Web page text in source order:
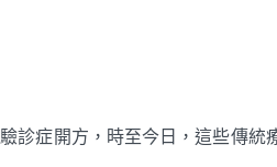
診症開方，時至今日，這些傳統